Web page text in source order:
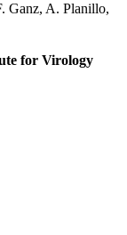
Ganz, A. Planillo,
for Virology